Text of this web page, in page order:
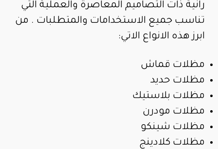
رانية ذات التصاميم المعاصرة والعملية التي
تناسب جميع الاستخدامات والمتطلبات . من
ابرز هذه الانواع الاتي:
مظلات قماش
مظلات حديد
مظلات بلاستيك
مظلات مودرن
مظلات شينكو
مظلات كلادينج